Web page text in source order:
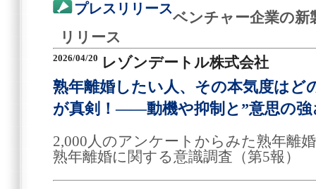
プレスリリース
ベンチャー企業の新
リリース
2026/04/20 レゾンデートル株式会社
熟年離婚したい人、その本気度はど
が真剣！――動機や抑制と”意思の強
2,000人のアンケートからみた熟年離
熟年離婚に関する意識調査（第5報）